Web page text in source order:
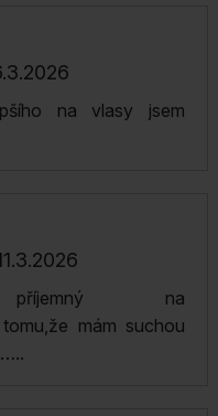
na vlasy jsem
na
mám suchou